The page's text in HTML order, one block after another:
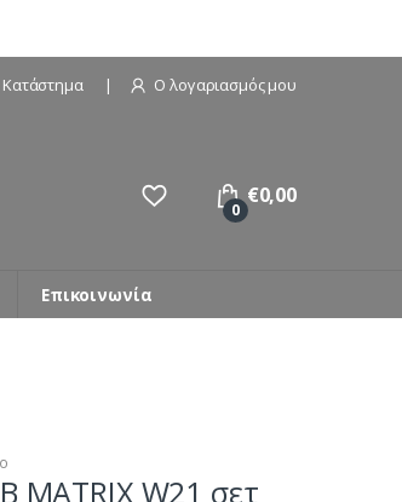
Κατάστημα Ο λογαριασμός μου
0
€0,00
Επικοινωνία
MATRIX W21 σετ